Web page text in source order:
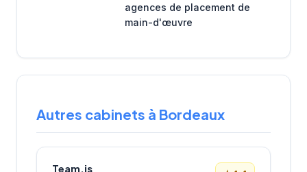
agences de placement de
main-d'œuvre
Autres cabinets à Bordeaux
Team.is